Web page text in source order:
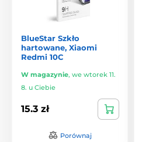
BlueStar Szkło
hartowane, Xiaomi
Redmi 10C
W magazynie, we wtorek 11.
8. u Ciebie
15.3 zł
Porównaj